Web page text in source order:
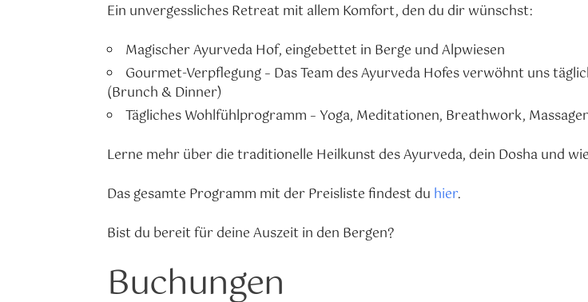
Ein unvergessliches Retreat mit allem Komfort, den du dir wünschst:
Magischer Ayurveda Hof, eingebettet in Berge und Alpwiesen
Gourmet-Verpflegung – Das Team des Ayurveda Hofes verwöhnt uns
(Brunch & Dinner)
Tägliches Wohlfühlprogramm – Yoga, Meditationen, Breathwork,
Lerne mehr über die traditionelle Heilkunst des Ayurveda, dein Dosha und
Das gesamte Programm mit der Preisliste findest du hier.
Bist du bereit für deine Auszeit in den Bergen?
Buchungen